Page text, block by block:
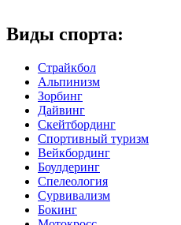
Виды спорта:
Страйкбол
Альпинизм
Зорбинг
Дайвинг
Скейтбординг
Спортивный туризм‎
Вейкбординг
Боулдеринг
Спелеология
Сурвивализм
Бокинг